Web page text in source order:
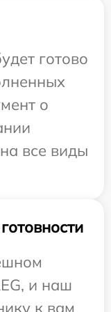
готово
о
все виды
и наш
к вам